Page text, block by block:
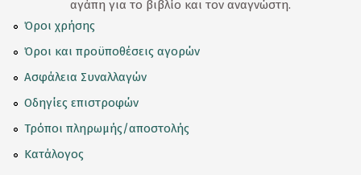
αγάπη για το βιβλίο και τον αναγνώστη.
Όροι χρήσης
Όροι και προϋποθέσεις αγορών
Ασφάλεια Συναλλαγών
Οδηγίες επιστροφών
Τρόποι πληρωμής/αποστολής
Κατάλογος